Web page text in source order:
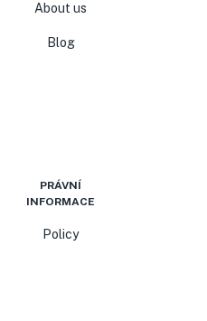
About us
Blog
PRÁVNÍ
INFORMACE
Policy